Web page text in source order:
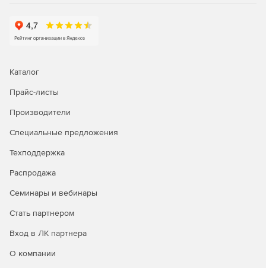
Автоматическое формирование сечений кабельных
Автоматическое построение однолинейных схем.
(кабельные журналы, спецификации, отчеты по
т.д.).
2007/2008/2009/2010 (32 и 64 бит)/2011 (32 и 64
Каталог
Прайс-листы
Производители
Специальные предложения
Техподдержка
Распродажа
Семинары и вебинары
Стать партнером
Вход в ЛК партнера
О компании